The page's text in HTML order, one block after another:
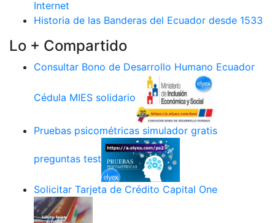
Internet
Historia de las Banderas del Ecuador desde 1533
Lo + Compartido
Consultar Bono de Desarrollo Humano Ecuador
Cédula MIES solidario
Pruebas psicométricas simulador gratis
preguntas test
Solicitar Tarjeta de Crédito Capital One